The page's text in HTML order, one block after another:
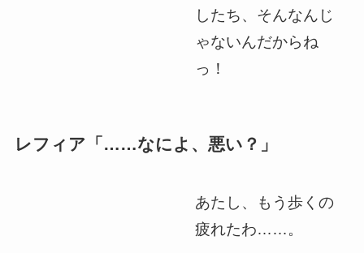
したち、そんなんじ
ゃないんだからね
っ！
レフィア「……なによ、悪い？」
あたし、もう歩くの
疲れたわ……。